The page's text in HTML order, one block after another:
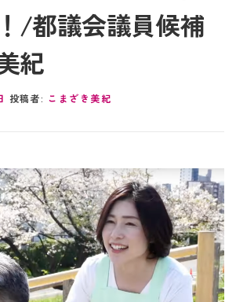
/都議会議員候補
紀
投稿者: こまざき美紀